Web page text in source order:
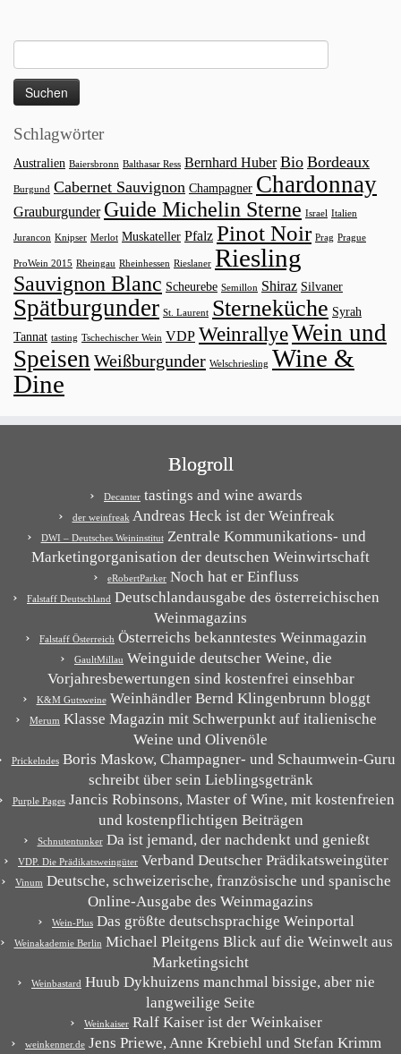
nach:
Schlagwörter
Australien Baiersbronn Balthasar Ress Bernhard Huber Bio Bordeaux
Burgund Cabernet Sauvignon Champagner Chardonnay
Grauburgunder Guide Michelin Sterne Israel Italien
Jurancon Knipser Merlot Muskateller Pfalz Pinot Noir Prag Prague
ProWein 2015 Rheingau Rheinhessen Rieslaner Riesling
Sauvignon Blanc Scheurebe Semillon Shiraz Silvaner
Spätburgunder St. Laurent Sterneküche Syrah
Tannat tasting Tschechischer Wein VDP WeinrallyeWein und
Speisen Weißburgunder Welschriesling Wine &
Dine
Blogroll
Decanter tastings and wine awards
der weinfreakAndreas Heck ist der Weinfreak
DWI – Deutsches WeininstitutZentrale Kommunikations- und
Marketingorganisation der deutschen Weinwirtschaft
eRobertParker Noch hat er Einfluss
Falstaff Deutschland Deutschlandausgabe des österreichischen
Weinmagazins
Falstaff Österreich Österreichs bekanntestes Weinmagazin
GaultMillau Weinguide deutscher Weine, die
Vorjahresbewertungen sind kostenfrei einsehbar
K&M GutsweineWeinhändler Bernd Klingenbrunn bloggt
Merum Klasse Magazin mit Schwerpunkt auf italienische
Weine und Olivenöle
PrickelndesBoris Maskow, Champagner- und Schaumwein-Guru
schreibt über sein Lieblingsgetränk
Purple PagesJancis Robinsons, Master of Wine, mit kostenfreien
und kostenpflichtigen Beiträgen
SchnutentunkerDa ist jemand, der nachdenkt und genießt
VDP. Die Prädikatsweingüter Verband Deutscher Prädikatsweingüter
Vinum Deutsche, schweizerische, französische und spanische
Online-Ausgabe des Weinmagazins
Wein-Plus Das größte deutschsprachige Weinportal
Weinakademie Berlin Michael Pleitgens Blick auf die Weinwelt aus
Marketingsicht
Weinbastard Huub Dykhuizens manchmal bissige, aber nie
langweilige Seite
Weinkaiser Ralf Kaiser ist der Weinkaiser
weinkenner.de Jens Priewe, Anne Krebiehl und Stefan Krimm